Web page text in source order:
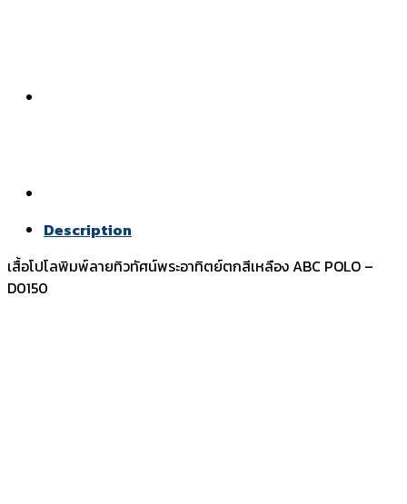
Description
เสื้อโปโลพิมพ์ลายทิวทัศน์พระอาทิตย์ตกสีเหลือง ABC POLO –
D0150